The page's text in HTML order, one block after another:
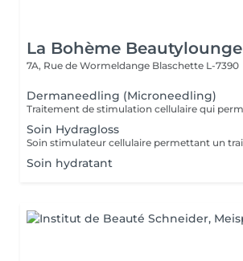
La Bohème Beautylounge
7A, Rue de Wormeldange Blaschette L-7390
Dermaneedling (Microneedling)
Soin Hydragloss
Soin hydratant